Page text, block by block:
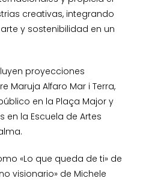
creativas, integrando
y sostenibilidad en un
proyecciones
Maruja Alfaro Mar i Terra,
en la Plaça Major y
en la Escuela de Artes
«Lo que queda de ti» de
visionario» de Michele